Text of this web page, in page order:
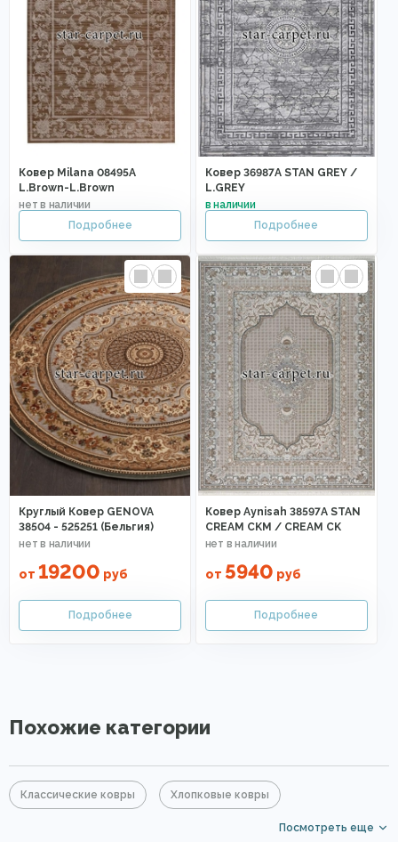
Ковер Milana 08495A
L.Brown-L.Brown
Ковер 36987A STAN GREY /
L.GREY
Круглый Ковер GENOVA
38504 - 525251 (Бельгия)
от 19200 руб
Ковер Aynisah 38597A STAN
CREAM CKM / CREAM CK
от 5940 руб
Похожие категории
Классические ковры Хлопковые ковры
Дорогие ковры
Посмотреть еще